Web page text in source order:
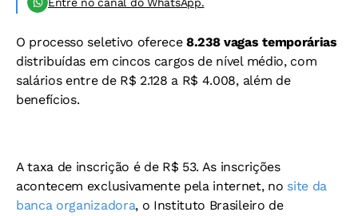
Entre no canal do WhatsApp.
O processo seletivo oferece8.238 vagas temporárias
distribuídas em cincos cargos de nível médio, com
salários entre de R$ 2.128 a R$ 4.008, além de
benefícios.
A taxa de inscrição é de R$ 53. As inscrições
acontecem exclusivamente pela internet, no site da
banca organizadora, o Instituto Brasileiro de